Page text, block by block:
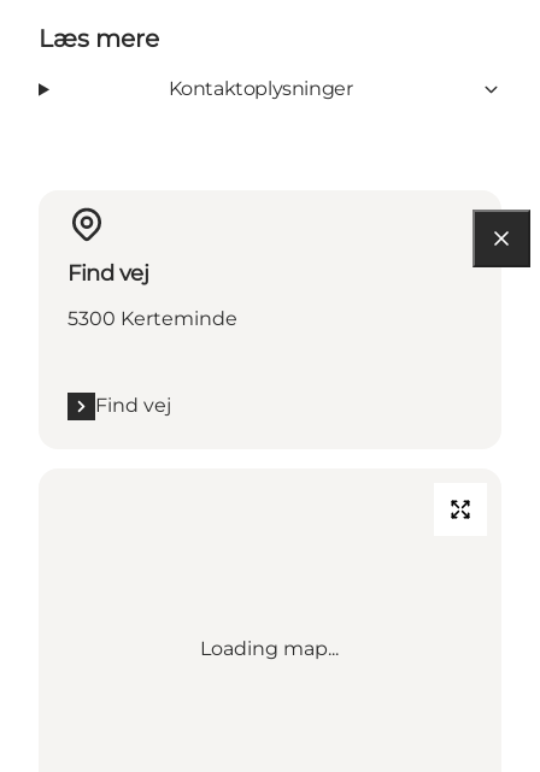
Læs mere
Kontaktoplysninger
Find vej
5300 Kerteminde
Find vej
Loading map...